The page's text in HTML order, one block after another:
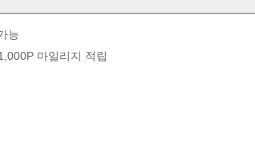
입 쿠폰 1만원(3만원 이상 구매시)
능
마일리지 적립